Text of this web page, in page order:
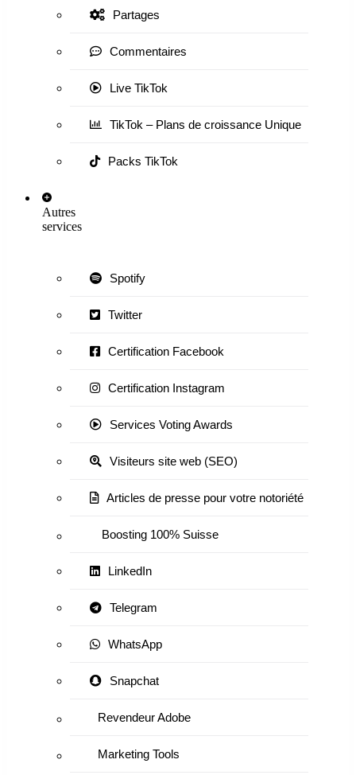
Partages
Commentaires
Live TikTok
TikTok – Plans de croissance Unique
Packs TikTok
Autres
services
Spotify
Twitter
Certification Facebook
Certification Instagram
Services Voting Awards
Visiteurs site web (SEO)
Articles de presse pour votre notoriété
Boosting 100% Suisse
LinkedIn
Telegram
WhatsApp
Snapchat
Revendeur Adobe
Marketing Tools